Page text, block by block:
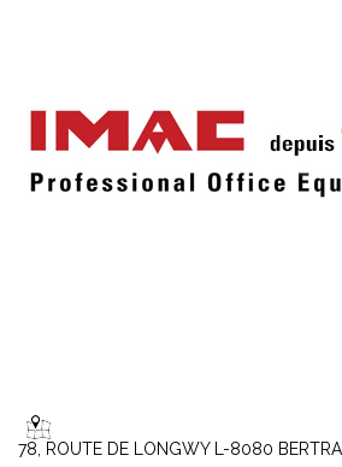
78, ROUTE DE LONGWY L-8080